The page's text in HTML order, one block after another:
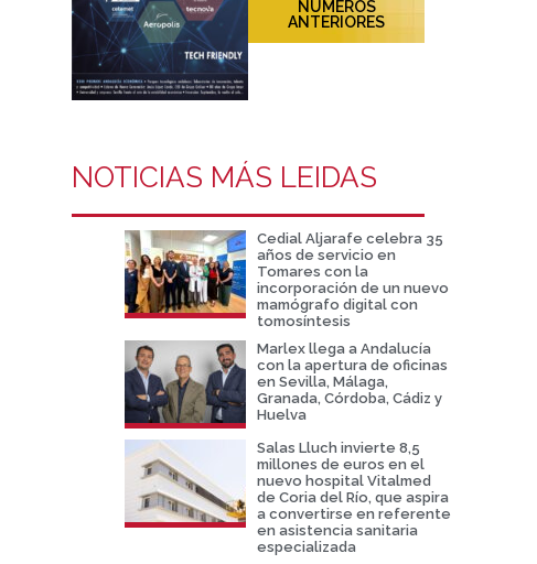
NÚMEROS
ANTERIORES
NOTICIAS MÁS LEIDAS
Cedial Aljarafe celebra 35
años de servicio en
Tomares con la
incorporación de un nuevo
mamógrafo digital con
tomosíntesis
Marlex llega a Andalucía
con la apertura de oficinas
en Sevilla, Málaga,
Granada, Córdoba, Cádiz y
Huelva
Salas Lluch invierte 8,5
millones de euros en el
nuevo hospital Vitalmed
de Coria del Río, que aspira
a convertirse en referente
en asistencia sanitaria
especializada